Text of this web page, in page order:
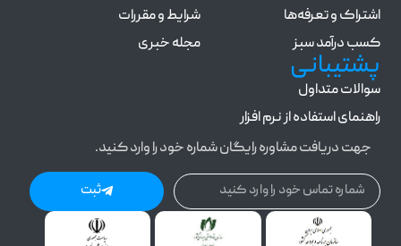
اشتراک و تعرفه‌ها
کسب درآمد سبز
شرایط و مقررات
مجله خبری
پشتیبانی
سوالات متداول
راهنمای استفاده از نرم افزار
جهت دریافت مشاوره رایگان شماره خود را وارد کنید.
ثبت